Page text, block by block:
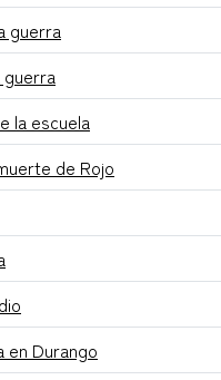
guerra
guerra
la escuela
de Rojo
en Durango